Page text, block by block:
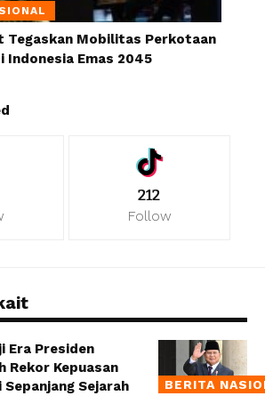
Tegaskan Mobilitas Perkotaan
Indonesia Emas 2045
212
Follow
BERITA
Era Presiden
Rekor Kepuasan
Sejarah